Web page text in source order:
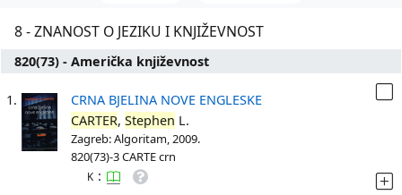
8 - ZNANOST O JEZIKU I KNJIŽEVNOST
820(73) - Američka književnost
1.
CRNA BJELINA NOVE ENGLESKE
CARTER, Stephen L.
Zagreb: Algoritam, 2009.
820(73)-3 CARTE crn
K :